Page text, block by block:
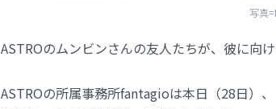
写真
ASTROのムンビンさんの友人たちが、彼に向
ASTROの所属事務所fantagioは本日（28日）